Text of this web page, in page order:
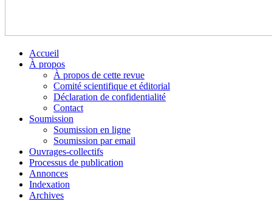
Accueil
À propos
À propos de cette revue
Comité scientifique et éditorial
Déclaration de confidentialité
Contact
Soumission
Soumission en ligne
Soumission par email
Ouvrages-collectifs
Processus de publication
Annonces
Indexation
Archives